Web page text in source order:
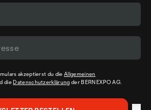
akzeptierst du dieAllgemeinen
die Datenschutzerklärung der BERNEXPO AG.